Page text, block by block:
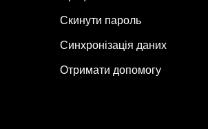
Скинути пароль
Синхронізація даних
Отримати допомогу